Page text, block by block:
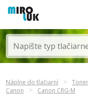
Náplne do tlačiarní
Canon
Canon CRG-M